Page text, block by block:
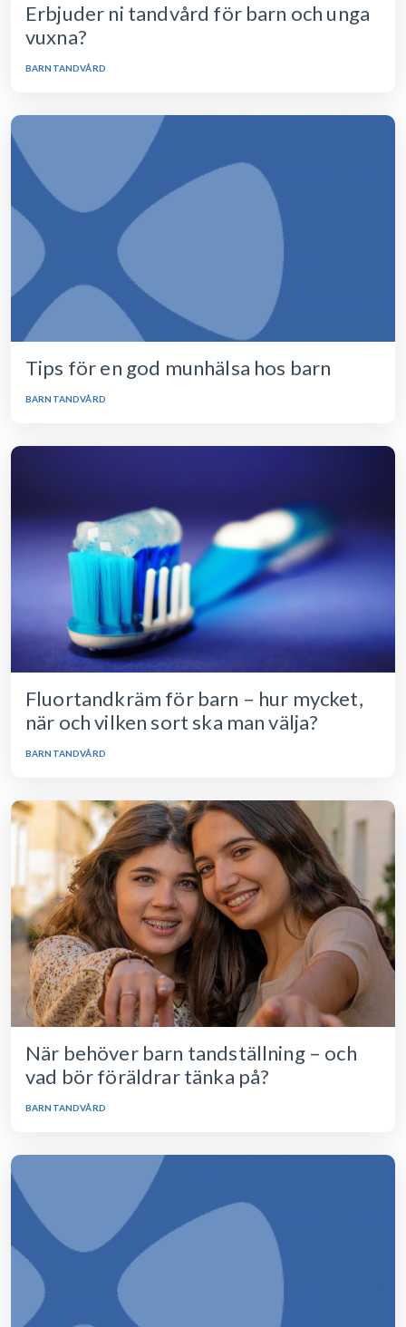
Erbjuder ni tandvård för barn och unga
vuxna?
BARNTANDVÅRD
Tips för en god munhälsa hos barn
BARNTANDVÅRD
Fluortandkräm för barn – hur mycket,
när och vilken sort ska man välja?
BARNTANDVÅRD
När behöver barn tandställning – och
vad bör föräldrar tänka på?
BARNTANDVÅRD